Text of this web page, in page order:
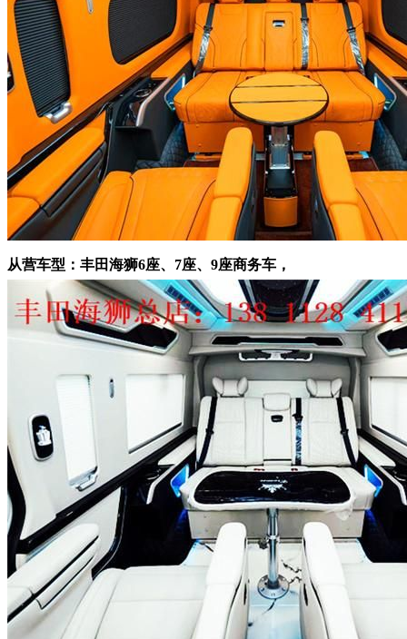
从营车型：丰田海狮6座、7座、9座商务车，